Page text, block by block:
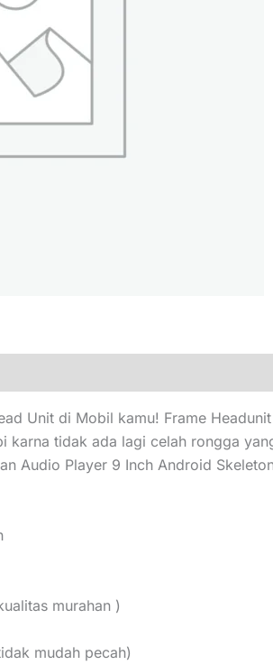
Unit di Mobil kamu! Frame
karna tidak ada lagi celah rongga
Audio Player 9 Inch Android
murahan )
mudah pecah)